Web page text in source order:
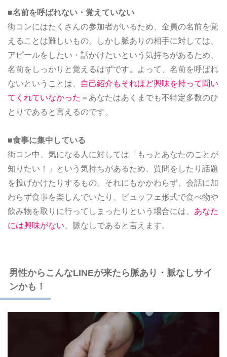
■名前を呼ばれない・覚えていない
街コンにはたくさんの参加者がいるため、全員の名前を覚
えることは難しいもの。しかし脈ありの相手に対しては、
アピールをしたい・話かけたいという気持ちがあるため、
名前をしっかりと覚えるはずです。よって、名前を呼ばれ
ないということは、
自己紹介もそれほど興味を持って聞い
てくれていなかった ＝あなたはあくまでも不特定多数のひ
とりであると言えるのです。
■食事に集中している
街コン中、気になる人に対しては「もっとあなたのことが
知りたい！」という気持ちがあるため、質問をしたり話題
を投げかけたりするもの。それにもかかわらず、会話に加
わらず食事を楽しんでいたり、ビュッフェ形式で食べ物や
飲み物を取りに行ってしまったりという場合には、 あなた
には興味がない 、脈なしであると言えます。
男性からこんなLINEが来たら脈あり・脈なしサイ
ンかも！